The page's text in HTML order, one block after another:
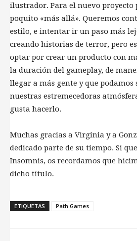
ilustrador. Para el nuevo proyecto
poquito «más allá». Queremos
estilo, e intentar ir un paso más
creando historias de terror, pero
optar por crear un producto con
la duración del gameplay, de
llegar a más gente y que
nuestras estremecedoras
gusta hacerlo.
Muchas gracias a Virginia y a
dedicado parte de su tiempo. Si
Insomnis, os recordamos que
dicho título.
ETIQUETAS Path Games